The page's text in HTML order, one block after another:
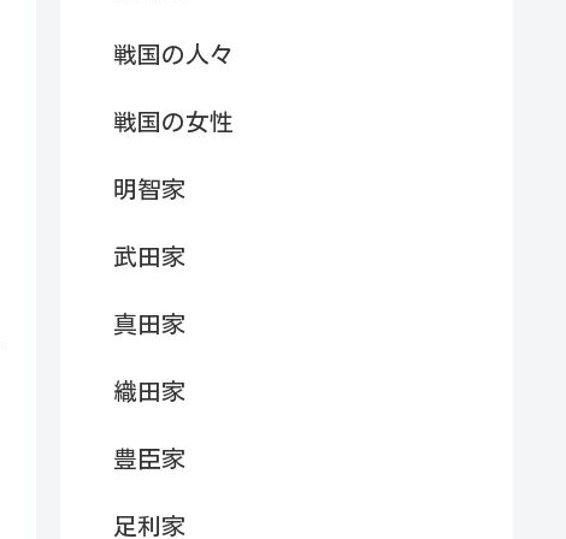
戦国の人々
戦国の女性
明智家
武田家
真田家
織田家
豊臣家
足利家